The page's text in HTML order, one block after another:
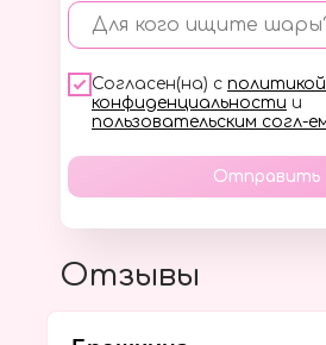
Для кого ищите
Согласен(на) с политикой
конфиденциальности и
пользовательским согл-
Отправить
Отзывы